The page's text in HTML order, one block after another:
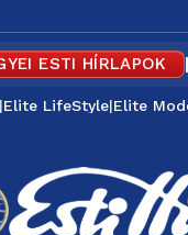
ESTI HÍRLAPOK |
Elite LifeStyle|Elite